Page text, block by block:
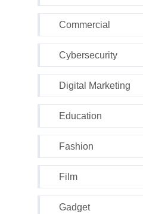
Commercial
Cybersecurity
Digital Marketing
Education
Fashion
Film
Gadget